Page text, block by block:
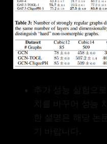
추가 성능 실험으
치를 바꾸어 성능
한 설명은 해당 논
기 바랍니다.